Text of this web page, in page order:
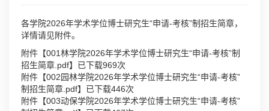
各学院2026年学术学位博士研究生“申请-考核”制招生简章，
详情请见附件。
附件【001林学院2026年学术学位博士研究生“申请-考核”制
招生简章.pdf】已下载969次
附件【002园林学院2026年学术学位博士研究生“申请-考核”
制招生简章.pdf】已下载446次
附件【003动保学院2026年学术学位博士研究生“申请-考核”